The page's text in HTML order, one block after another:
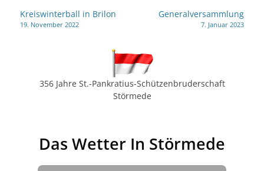
Pfarrkirche
Beitragsnavigation
Kreiswinterball in Brilon
19. November 2022
Generalversammlung
7. Januar 2023
356 Jahre St.-Pankratius-Schützenbruderschaft
Störmede
Das Wetter In Störmede